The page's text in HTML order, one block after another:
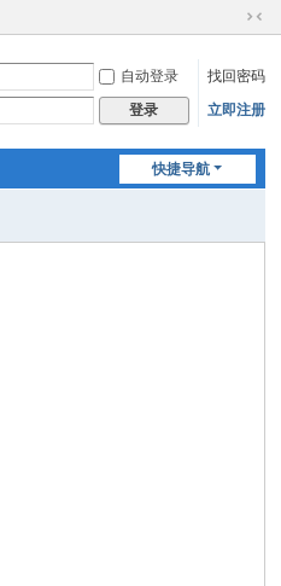
切
到
窄
自动登录
找回密码
登录 立即注册
快捷导航